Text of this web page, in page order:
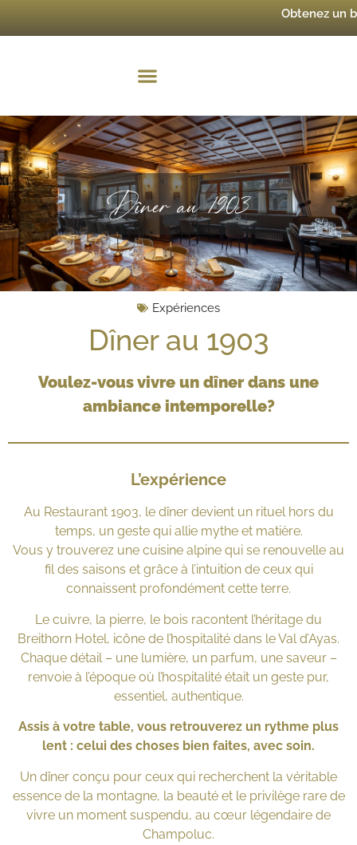
Obtenez un
Dîner au 1903
Expériences
Dîner au 1903
Voulez-vous vivre un dîner dans une
ambiance intemporelle?
L’expérience
Au Restaurant 1903, le dîner devient un rituel hors du
temps, un geste qui allie mythe et matière.
Vous y trouverez une cuisine alpine qui se renouvelle au
fil des saisons et grâce à l’intuition de ceux qui
connaissent profondément cette terre.
Le cuivre, la pierre, le bois racontent l’héritage du
Breithorn Hotel, icône de l’hospitalité dans le Val d’Ayas.
Chaque détail – une lumière, un parfum, une saveur –
renvoie à l’époque où l’hospitalité était un geste pur,
essentiel, authentique.
Assis à votre table, vous retrouverez un rythme plus
lent : celui des choses bien faites, avec soin.
Un dîner conçu pour ceux qui recherchent la véritable
essence de la montagne, la beauté et le privilège rare de
vivre un moment suspendu, au cœur légendaire de
Champoluc.